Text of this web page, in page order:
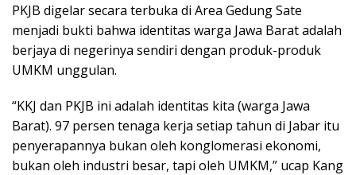
PKJB digelar secara terbuka di Area Gedung Sate
menjadi bukti bahwa identitas warga Jawa Barat adalah
berjaya di negerinya sendiri dengan produk-produk
UMKM unggulan.
“KKJ dan PKJB ini adalah identitas kita (warga Jawa
Barat). 97 persen tenaga kerja setiap tahun di Jabar itu
penyerapannya bukan oleh konglomerasi ekonomi,
bukan oleh industri besar, tapi oleh UMKM,” ucap Kang